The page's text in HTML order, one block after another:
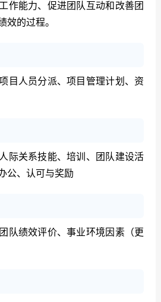
作能力、促进团队互动和改善团
效的过程。
目人员分派、项目管理计划、资
际关系技能、培训、团队建设活
公、认可与奖励
队绩效评价、事业环境因素（更